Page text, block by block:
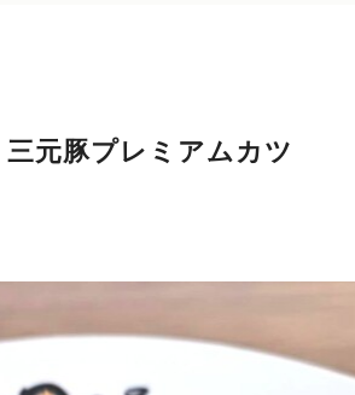
元豚プレミアムカツ